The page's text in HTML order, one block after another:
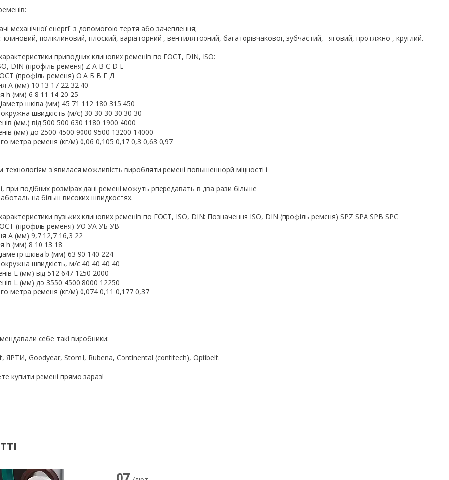
механічної енергії з допомогою тертя або зачеплення;
клиновий, поліклиновий, плоский, варіаторний , вентиляторний, багаторівчакової, зубчастий, тяговий, протяжної, круглий.
приводних клинових ременів по ГОСТ, DIN, ISO:
DIN (профіль ременя) Z А В С D Е
(профіль ременя) О А Б В Г Д
А (мм) 10 13 17 22 32 40
h (мм) 6 8 11 14 20 25
шківа (мм) 45 71 112 180 315 450
швидкість (м/с) 30 30 30 30 30 30
(мм.) від 500 500 630 1180 1900 4000
(мм) до 2500 4500 9000 9500 13200 14000
метра ременя (кг/м) 0,06 0,105 0,17 0,3 0,63 0,97
технологіям з'явилася можливість виробляти ремені повышеннорй міцності і
при подібних розмірах дані ремені можуть рпередавать в два рази більше
на більш високих швидкостях.
вузьких клинових ременів по ГОСТ, ISO, DIN: Позначення ISO, DIN (профіль ременя) SPZ ЅРА ЅРВ SPC
(профіль ременя) УО УА УБ УВ
A (мм) 9,7 12,7 16,3 22
h (мм) 8 10 13 18
шківа b (мм) 63 90 140 224
швидкість, м/с 40 40 40 40
L (мм) від 512 647 1250 2000
L (мм) до 3550 4500 8000 12250
метра ременя (кг/м) 0,074 0,11 0,177 0,37
себе такі виробники:
ЯРТИ, Goodyear, Stomil, Rubena, Continental (contitech), Optibelt.
купити ремені прямо зараз!